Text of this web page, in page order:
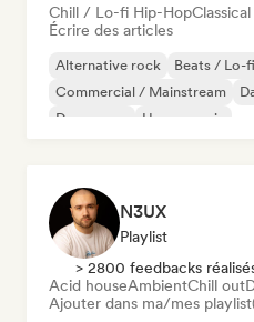
Chill / Lo-fi Hip-Hop
Écrire des articles
Alternative rock Beats / Lo-fi
Commercial / Mainstream
Dream pop
House music
N3UX
Playlist
> 2800 feedbacks
Acid houseAmbientChill out
Ajouter dans ma/mes